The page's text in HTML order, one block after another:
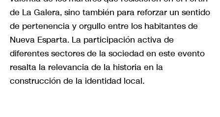
de La Galera, sino también para reforzar un sentido
de pertenencia y orgullo entre los habitantes de
Nueva Esparta. La participación activa de
diferentes sectores de la sociedad en este evento
resalta la relevancia de la historia en la
construcción de la identidad local.